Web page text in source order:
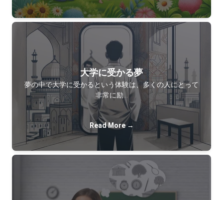
大学に受かる夢
夢の中で大学に受かるという体験は、多くの人にとって
非常に励…
Read More →